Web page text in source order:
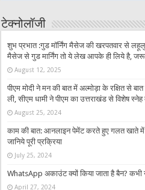
टेक्नोलॉजी
शुभ प्रभात :गुड मॉर्निंग मैसेज की खरपतवार से
मैसेज से गुड मार्निंग तो ये लेख आपके ही लिये है,
August 12, 2025
पीएम मोदी ने मन की बात में अल्मोड़ा के रक्षित से
ली, सीएम धामी ने पीएम का उत्तराखंड से विशेष स्नेह
August 25, 2024
काम की बात: आनलाइन पेमेंट करते हुए गलत खाते
जानिये पूरी प्रक्रिया
July 25, 2024
WhatsApp अकाउंट क्यों किया जाता है बैन? कभी
April 27, 2024